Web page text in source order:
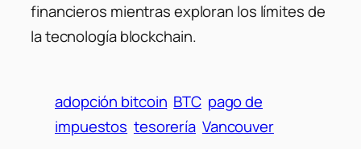
financieros mientras exploran los límites de
la tecnología blockchain.
adopción bitcoin BTC pago de
impuestos tesorería Vancouver